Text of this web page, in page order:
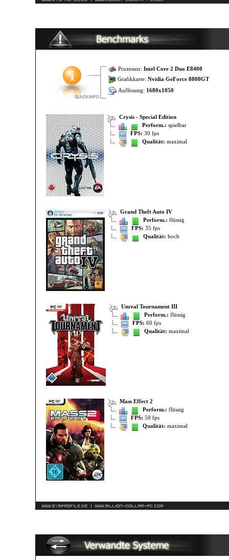
Prozessor: Intel Core 2 Duo E8400
Grafikkarte: Nvidia GeForce 8800GT
Auflösung: 1680x1050
Crysis - Special Edition
Perform.: spielbar
FPS: 30 fps
Qualität: maximal
Grand Theft Auto IV
Perform.: flüssig
FPS: 35 fps
Qualität: hoch
Unreal Tournament III
Perform.: flüssig
FPS: 60 fps
Qualität: maximal
Mass Effect 2
Perform.: flüssig
FPS: 50 fps
Qualität: maximal